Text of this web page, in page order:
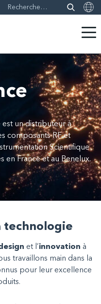
est un distributeur à
composants RF et
Scientifique
en France et au Benelux.
technologie
et l’innovation à
travaillons main dans la
pour leur excellence